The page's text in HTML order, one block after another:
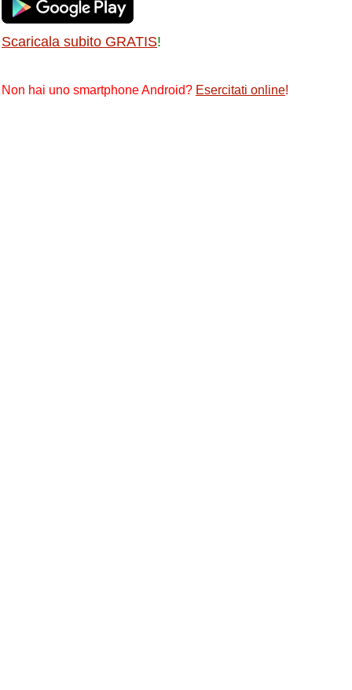
Scaricala subito GRATIS!
Non hai uno smartphone Android? Esercitati online!